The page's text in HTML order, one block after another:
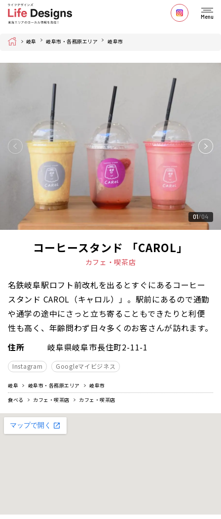
Menu
Home 岐阜 岐阜市・各務原エリア 岐阜市
01 04
コーヒースタンド 「CAROL」
カフェ・喫茶店
名鉄岐阜駅ロフト前改札を出るとすぐにあるコーヒー
スタンド CAROL（キャロル）」。 駅前にあるので通勤
や通学の途中にさっと立ち寄ることもできたりと利便
性も高く、年齢問わず日々多くのお客さんが訪れます。
住所
岐阜県岐阜市長住町2-11-1
Instagram Googleマイビジネス
岐阜 岐阜市・各務原エリア
岐阜市
食べる
カフェ・喫茶店 カフェ・喫茶店